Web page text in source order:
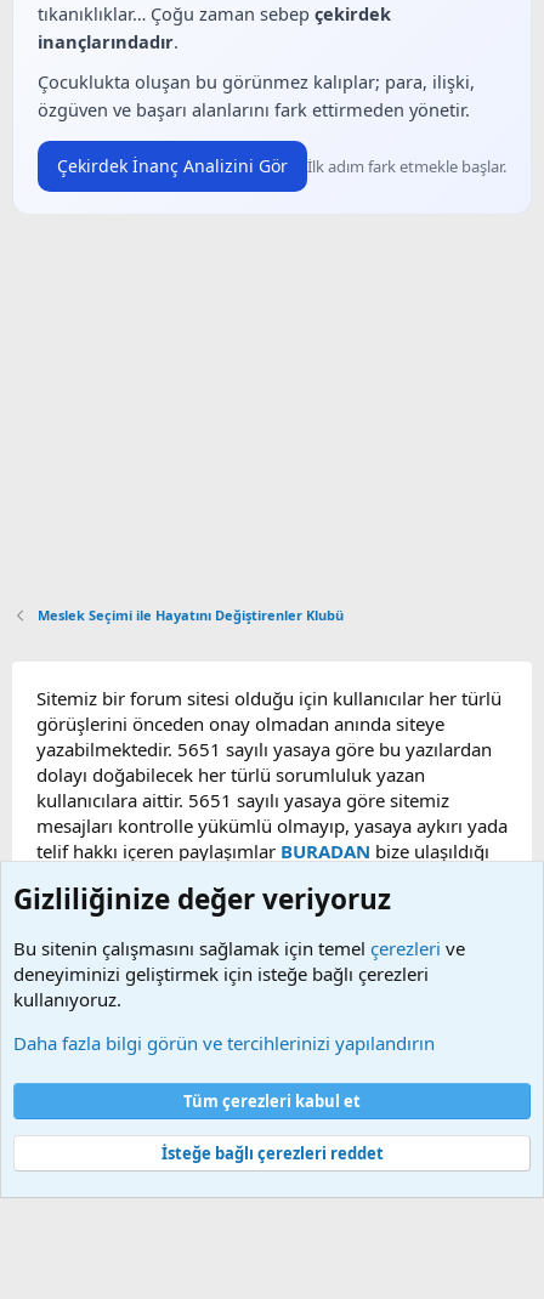
tıkanıklıklar… Çoğu zaman sebep çekirdek
inançlarındadır.
Çocuklukta oluşan bu görünmez kalıplar; para, ilişki,
özgüven ve başarı alanlarını fark ettirmeden yönetir.
Çekirdek İnanç Analizini Gör İlk adım fark etmekle başlar.
Meslek Seçimi ile Hayatını Değiştirenler Klubü
Sitemiz bir forum sitesi olduğu için kullanıcılar her türlü
görüşlerini önceden onay olmadan anında siteye
yazabilmektedir. 5651 sayılı yasaya göre bu yazılardan
dolayı doğabilecek her türlü sorumluluk yazan
kullanıcılara aittir. 5651 sayılı yasaya göre sitemiz
mesajları kontrolle yükümlü olmayıp, yasaya aykırı yada
telif hakkı içeren paylaşımlar BURADAN bize ulaşıldığı
kaldırılacaktır. Sitemizde Bulunan Videolar YouTube,
alınmaktadır. Telif hakları sorumluluğu bu sitelere aittir.
Videoların hiç biri sunucularımızda bulunmamaktadır.
Şartlar ve kurallar Gizlilik politikası
Ana sayfa
Community platform by XenForo® © 2010-2025 XenForo Ltd.
Bu forum XenGenTr © 2014 - 2026 ürünleri ile desteklenmektedir
Gizliliğinize değer veriyoruz
Bu sitenin çalışmasını sağlamak için temel çerezleri ve
deneyiminizi geliştirmek için isteğe bağlı çerezleri
kullanıyoruz.
Daha fazla bilgi görün ve tercihlerinizi yapılandırın
Tüm çerezleri kabul et
İsteğe bağlı çerezleri reddet